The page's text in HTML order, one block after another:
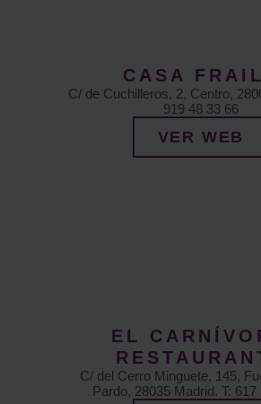
CASA
C/ de Cuchilleros, 2, Centro,
919 48 33 66
VER WEB
EL
C/ del Cerro Minguete, 145,
Pardo, 28035 Madrid. T: 617